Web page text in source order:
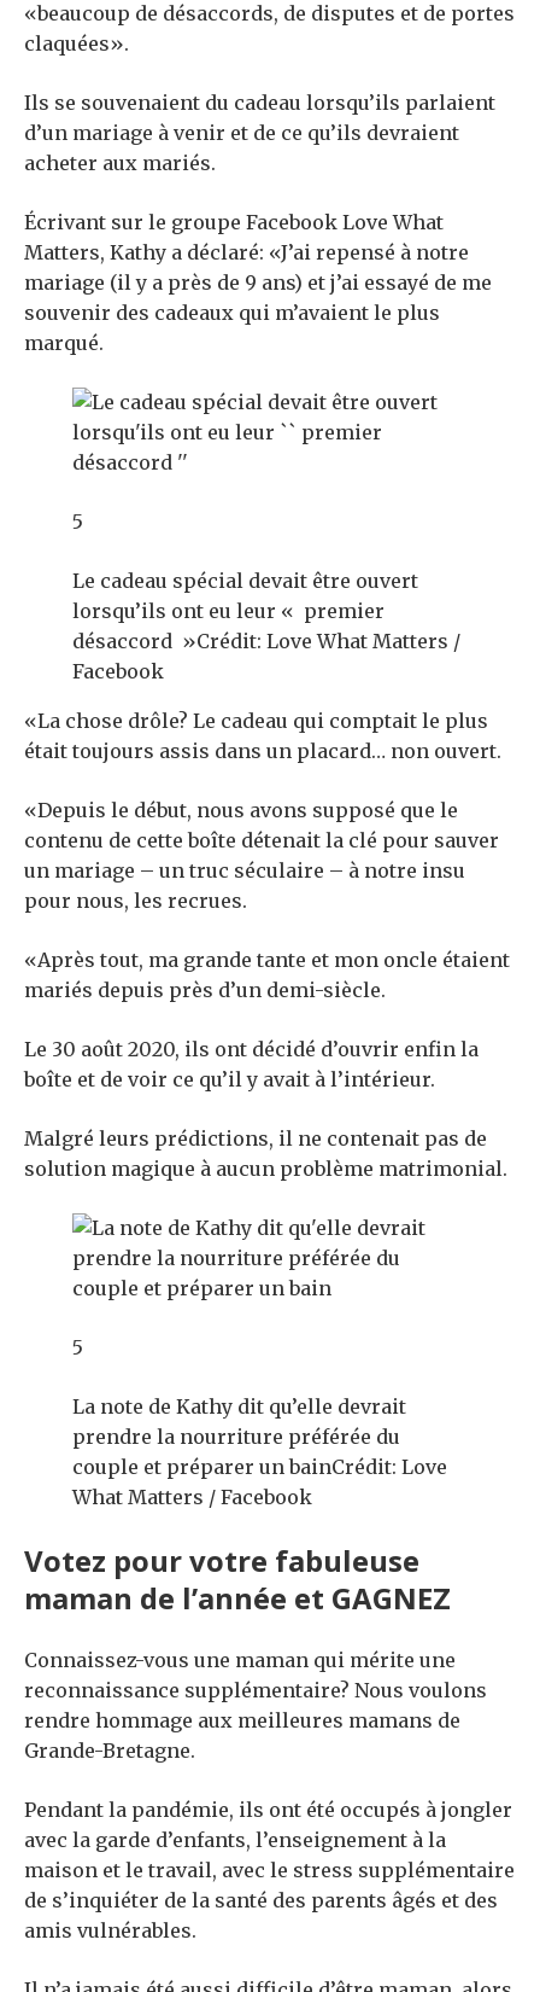
«beaucoup de désaccords, de disputes et de portes
claquées».
Ils se souvenaient du cadeau lorsqu’ils parlaient
d’un mariage à venir et de ce qu’ils devraient
acheter aux mariés.
Écrivant sur le groupe Facebook Love What
Matters, Kathy a déclaré: «J’ai repensé à notre
mariage (il y a près de 9 ans) et j’ai essayé de me
souvenir des cadeaux qui m’avaient le plus
marqué.
5
Le cadeau spécial devait être ouvert
lorsqu’ils ont eu leur « premier
désaccord »Crédit: Love What Matters /
Facebook
«La chose drôle? Le cadeau qui comptait le plus
était toujours assis dans un placard… non ouvert.
«Depuis le début, nous avons supposé que le
contenu de cette boîte détenait la clé pour sauver
un mariage – un truc séculaire – à notre insu
pour nous, les recrues.
«Après tout, ma grande tante et mon oncle étaient
mariés depuis près d’un demi-siècle.
Le 30 août 2020, ils ont décidé d’ouvrir enfin la
boîte et de voir ce qu’il y avait à l’intérieur.
Malgré leurs prédictions, il ne contenait pas de
solution magique à aucun problème matrimonial.
5
La note de Kathy dit qu’elle devrait
prendre la nourriture préférée du
couple et préparer un bainCrédit: Love
What Matters / Facebook
Votez pour votre fabuleuse
maman de l’année et GAGNEZ
Connaissez-vous une maman qui mérite une
reconnaissance supplémentaire? Nous voulons
rendre hommage aux meilleures mamans de
Grande-Bretagne.
Pendant la pandémie, ils ont été occupés à jongler
avec la garde d’enfants, l’enseignement à la
maison et le travail, avec le stress supplémentaire
de s’inquiéter de la santé des parents âgés et des
amis vulnérables.